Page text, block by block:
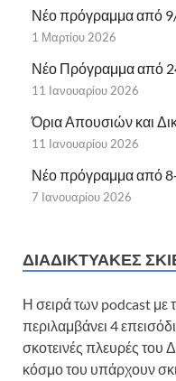
Νέο πρόγραμμα από
1 Μαρτίου 2026
Νέο Πρόγραμμα από
11 Ιανουαρίου 2026
Όρια Απουσιών και
11 Ιανουαρίου 2026
Νέο πρόγραμμα από
7 Ιανουαρίου 2026
ΔΙΑΔΙΚΤΥΑΚΈΣ
Η σειρά των podcast με
περιλαμβάνει 4
σκοτεινές πλευρές του
κόσμο του υπάρχουν